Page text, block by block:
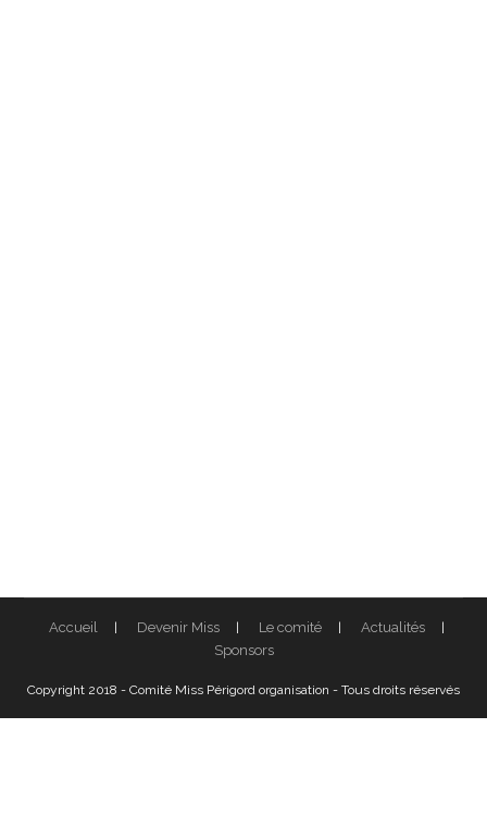
Accueil Devenir Miss Le comité
Actualités
Sponsors
Copyright 2018 - Comité Miss Périgord organisation - Tous droits réservés